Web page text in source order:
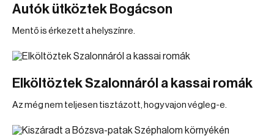
Autók ütköztek Bogácson
Mentő is érkezett a helyszínre.
Elköltöztek Szalonnáról a kassai romák
Az még nem teljesen tisztázott, hogy vajon végleg-e.